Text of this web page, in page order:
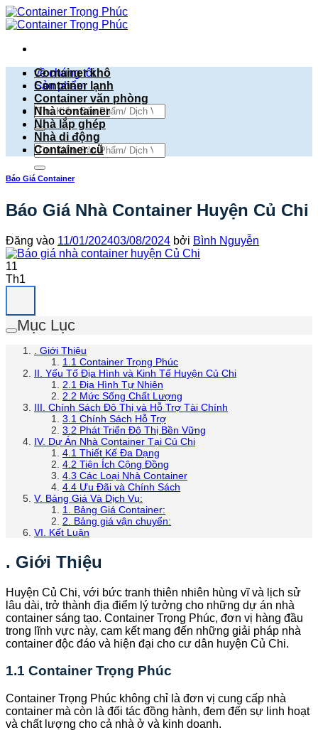
Bỏ
qua
dung
về chúng tôi
Sản phẩm
Tìm
kiếm:
Tìm
kiếm:
Container khô
Container lạnh
Container văn phòng
Nhà container
Nhà lắp ghép
Nhà di động
Container cũ
Báo Giá Container
Báo Giá Nhà Container Huyện Củ Chi
Đăng vào 11/01/202403/08/2024 bởi Bình Nguyễn
11
Th1
Mục Lục
. Giới Thiệu
1.1 Container Trọng Phúc
II. Yếu Tố Địa Hình và Kinh Tế Huyện Củ Chi
2.1 Địa Hình Tự Nhiên
2.2 Mức Sống Chất Lượng
III. Chính Sách Đô Thị và Hỗ Trợ Tài Chính
3.1 Chính Sách Hỗ Trợ
3.2 Phát Triển Đô Thị Bền Vững
IV. Dự Án Nhà Container Tại Củ Chi
4.1 Thiết Kế Đa Dạng
4.2 Tiện Ích Cộng Đồng
4.3 Các Loại Nhà Container
4.4 Ưu Đãi và Chính Sách
V. Bảng Giá Và Dịch Vụ:
1. Bảng Giá Container:
2. Bảng giá vận chuyển:
VI. Kết Luận
. Giới Thiệu
Huyện Củ Chi, với bức tranh thiên nhiên hùng vĩ và lịch sử
lâu dài, trở thành địa điểm lý tưởng cho những dự án nhà
container sáng tạo. Container Trọng Phúc, đơn vị hàng đầu
trong lĩnh vực này, cam kết mang đến những giải pháp nhà
container độc đáo và hiện đại cho cư dân huyện Củ Chi.
1.1 Container Trọng Phúc
Container Trọng Phúc không chỉ là đơn vị cung cấp nhà
container mà còn là đối tác đồng hành, đem đến sự linh hoạt
và chất lượng cho cả nhà ở và kinh doanh.